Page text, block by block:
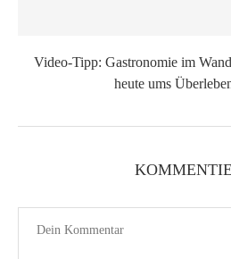
Video-Tipp: Gastronomie im
heute ums